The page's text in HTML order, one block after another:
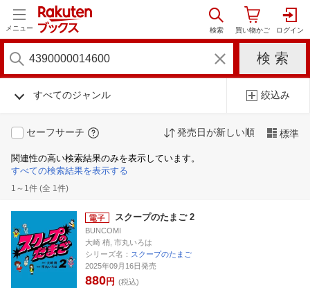
メニュー
すべてのジャンル 絞込み
セーフサーチ 発売日が新しい順 標準
関連性の高い検索結果のみを表示しています。
すべての検索結果を表示する
1～1件 (全 1件)
スクープのたまご 2
BUNCOMI
大崎 梢, 市丸いろは
シリーズ名： スクープのたまご
2025年09月16日発売
880円 (税込)